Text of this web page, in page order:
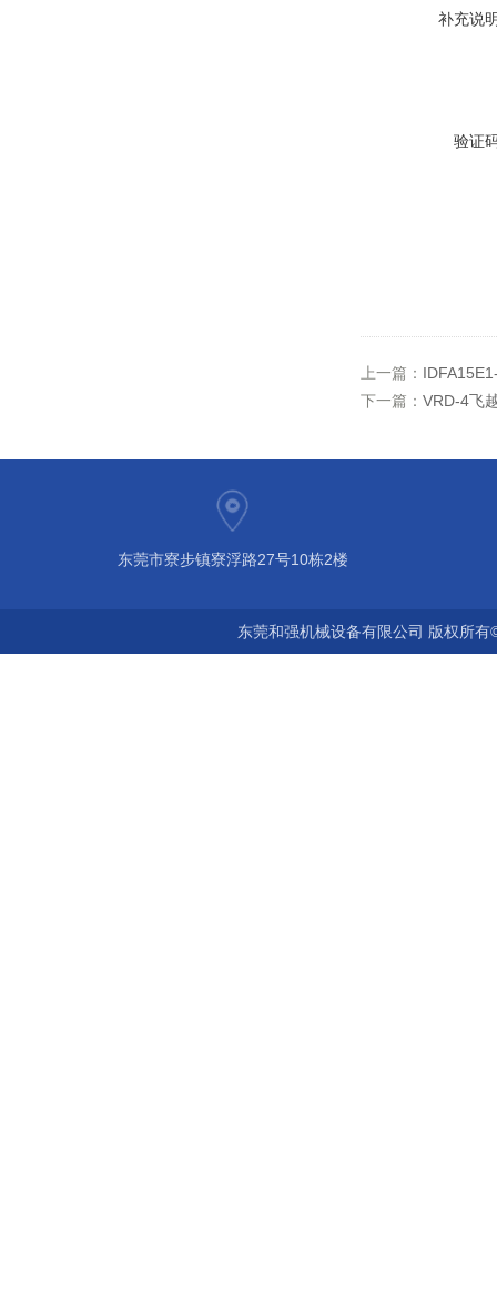
补充说
验证
上一篇：
下一篇： VRD-4飞
东莞市寮步镇寮浮路27号10栋2楼
东莞和强机械设备有限公司 版权所